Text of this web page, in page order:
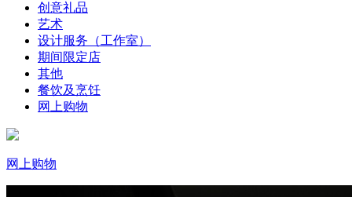
创意礼品
艺术
设计服务（工作室）
期间限定店
其他
餐饮及烹饪
网上购物
网上购物